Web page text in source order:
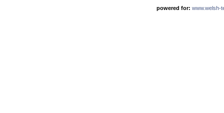
powered for: www.welsh-